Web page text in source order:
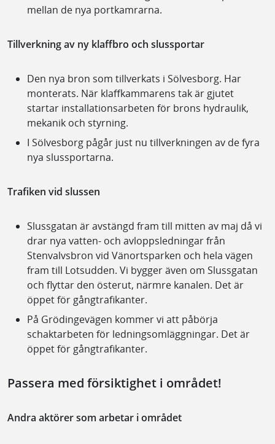
mellan de nya portkamrarna.
Tillverkning av ny klaffbro och slussportar
Den nya bron som tillverkats i Sölvesborg. Har
monterats. När klaffkammarens tak är gjutet
startar installationsarbeten för brons hydraulik,
mekanik och styrning.
I Sölvesborg pågår just nu tillverkningen av de fyra
nya slussportarna.
Trafiken vid slussen
Slussgatan är avstängd fram till mitten av maj då vi
drar nya vatten- och avloppsledningar från
Stenvalvsbron vid Vänortsparken och hela vägen
fram till Lotsudden. Vi bygger även om Slussgatan
och flyttar den österut, närmre kanalen. Det är
öppet för gångtrafikanter.
På Grödingevägen kommer vi att påbörja
schaktarbeten för ledningsomläggningar. Det är
öppet för gångtrafikanter.
Passera med försiktighet i området!
Andra aktörer som arbetar i området